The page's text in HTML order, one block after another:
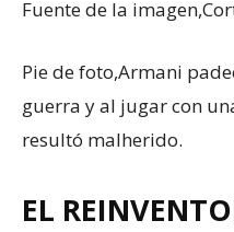
Fuente de la imagen,
Pie de foto,Armani
guerra y al jugar con
resultó malherido.
EL